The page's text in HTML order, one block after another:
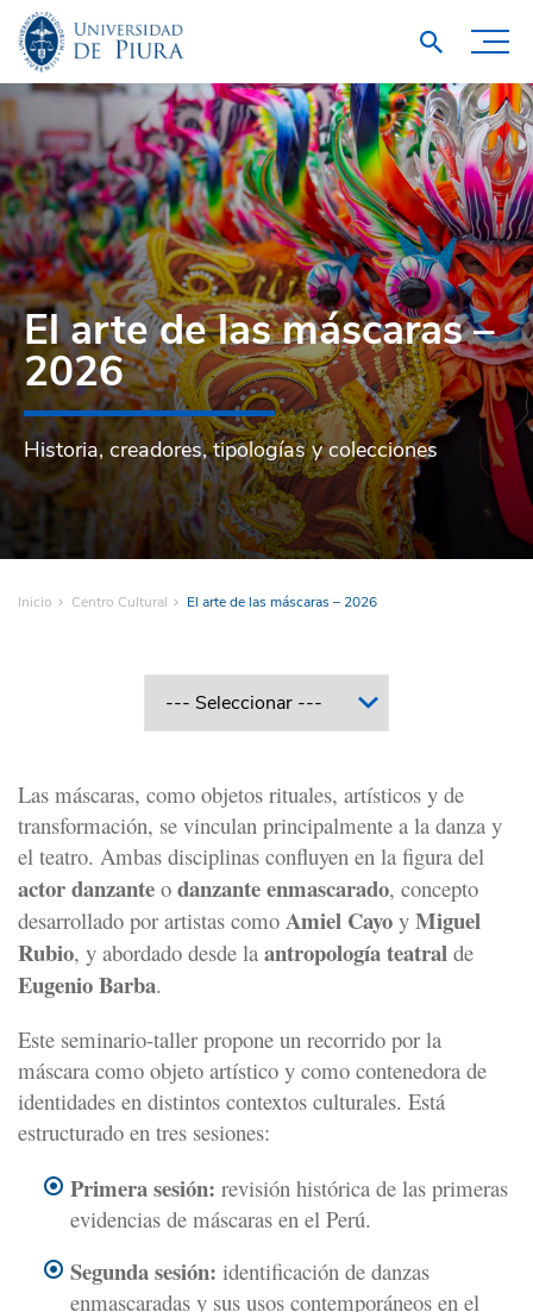
El arte de las máscaras –
2026
Historia, creadores, tipologías y colecciones
Inicio Centro Cultural El arte de las máscaras – 2026
Las máscaras, como objetos rituales, artísticos y de
transformación, se vinculan principalmente a la danza y
el teatro. Ambas disciplinas confluyen en la figura del
actor danzante o danzante enmascarado, concepto
desarrollado por artistas como Amiel Cayo y Miguel
Rubio, y abordado desde la antropología teatral de
Eugenio Barba.
Este seminario-taller propone un recorrido por la
máscara como objeto artístico y como contenedora de
identidades en distintos contextos culturales. Está
estructurado en tres sesiones:
Primera sesión: revisión histórica de las primeras
evidencias de máscaras en el Perú.
Segunda sesión: identificación de danzas
enmascaradas y sus usos contemporáneos en el